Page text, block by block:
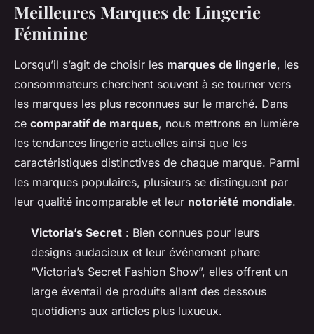
Choix et Comparaison des
Meilleures Marques de
Lingerie Féminine : Un Guide
Indispensable
20 mars 2025
Meilleures Marques de Lingerie
Féminine
Lorsqu’il s’agit de choisir les marques de lingerie, les
consommateurs cherchent souvent à se tourner vers
les marques les plus reconnues sur le marché. Dans
ce comparatif de marques, nous mettrons en lumière
les tendances lingerie actuelles ainsi que les
caractéristiques distinctives de chaque marque. Parmi
les marques populaires, plusieurs se distinguent par
leur qualité incomparable et leur notoriété mondiale.
Victoria’s Secret : Bien connues pour leurs
designs audacieux et leur événement phare
“Victoria’s Secret Fashion Show”, elles offrent un
large éventail de produits allant des dessous
quotidiens aux articles plus luxueux.